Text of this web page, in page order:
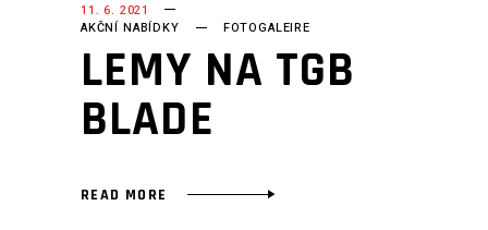
11. 6. 2021
AKČNÍ NABÍDKY
FOTOGALEIRE
LEMY NA TGB
BLADE
READ MORE